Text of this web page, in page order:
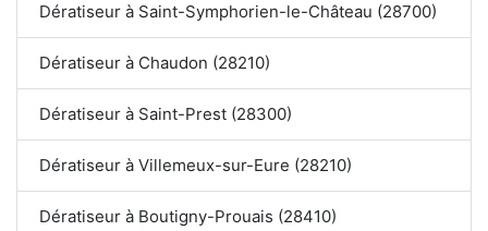
Dératiseur à Saint-Symphorien-le-Château (28700)
Dératiseur à Chaudon (28210)
Dératiseur à Saint-Prest (28300)
Dératiseur à Villemeux-sur-Eure (28210)
Dératiseur à Boutigny-Prouais (28410)